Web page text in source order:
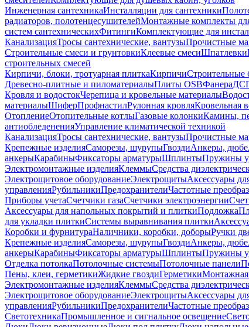
Инженерная сантехникаИнсталляции для сантехники
радиаторов, полотенцесушителейМонтажные комплекты
систем сантехническихФитингиКомплектующие для
КанализацияТросы сантехнические, вантузыПрочистные
Строительные смеси и грунтовкиКлеевые смесиШпатлевки
строительных смесей
Кирпичи, блоки, тротуарная плиткаКирпичиСтроительные
Древесно-плитные и пиломатериалыПлиты OSBФанера
Кровля и водостокЧерепица и кровельные материалы
материалыШиферПрофнастилРулонная кровляКровельная
ОтоплениеОтопительные котлыГазовые колонкиКамины,
антиобледененияУправление климатической техникой
КанализацияТросы сантехнические, вантузыПрочистные
Крепежные изделияСаморезы, шурупыГвоздиАнкеры,
анкерыКарабиныФиксаторы арматурыШплинтыПружины
Электромонтажные изделияКлеммыСредства
Электрощитовое оборудованиеЭлектрощитыАксессуары
управленияРубильникиПредохранителиЧастотные
Приборы учетаСчетчики газаСчетчики электроэнергии
Аксессуары для напольных покрытий и плиткиПодложка
для укладки плиткиСистемы выравнивания плитки
Коробки и фурнитураНаличники, коробки, доборыРучки
Крепежные изделияСаморезы, шурупыГвоздиАнкеры,
анкерыКарабиныФиксаторы арматурыШплинтыПружины
Отделка потолкаПотолочные системыПотолочные панели
Пены, клеи, герметикиЖидкие гвоздиГерметикиМонтажная
Электромонтажные изделияКлеммыСредства
Электрощитовое оборудованиеЭлектрощитыАксессуары
управленияРубильникиПредохранителиЧастотные
СветотехникаПромышленное и сигнальное освещение